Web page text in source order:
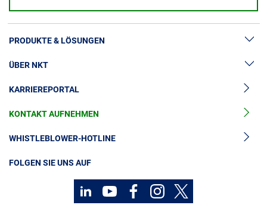
Produktion
Karriere
Europacable
Einkauf
PRODUKTE & LÖSUNGEN
Hochspannung
Kabelgarnituren
Mittelspannungskabel
Niederspannungskabel
ÜBER NKT
News & Presse
Unsere Geschichte
Investoren
Nachhaltigkeit
KARRIEREPORTAL
KONTAKT AUFNEHMEN
WHISTLEBLOWER-HOTLINE
FOLGEN SIE UNS AUF